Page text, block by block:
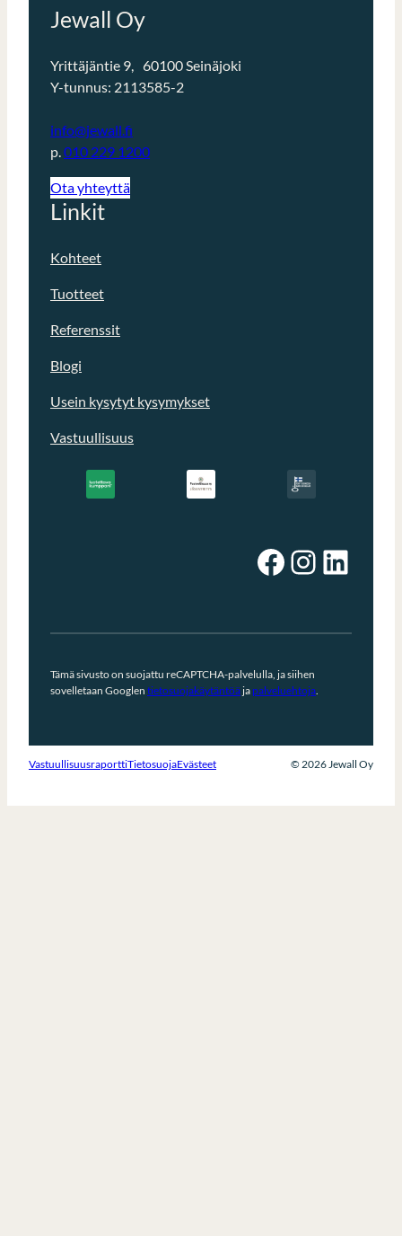
Jewall Oy
Yrittäjäntie 9, 60100 Seinäjoki
Y-tunnus: 2113585-2
info@jewall.fi
p.010 229 1200
Ota yhteyttä
Linkit
Kohteet
Tuotteet
Referenssit
Blogi
Usein kysytyt kysymykset
Vastuullisuus
Facebook Instagram LinkedIn
Tämä sivusto on suojattu reCAPTCHA-palvelulla, ja siihen
sovelletaan Googlen tietosuojakäytäntöäja palveluehtoja
VastuullisuusraporttiTietosuojaEvästeet © 2026 Jewall Oy